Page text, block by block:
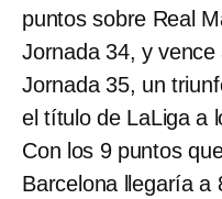
puntos sobre Real
Jornada 34, y
Jornada 35, un
el título de LaLiga a
Con los 9 puntos
Barcelona llegaría a